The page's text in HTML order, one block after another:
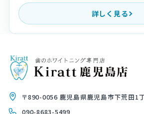
詳しく見る
〒890-0056 鹿児島県鹿児島市下荒田1
090-8683-5499